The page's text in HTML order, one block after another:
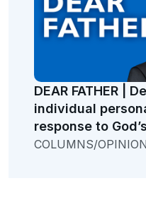
DEAR FATHER |
individual
response to
COLUMNS/